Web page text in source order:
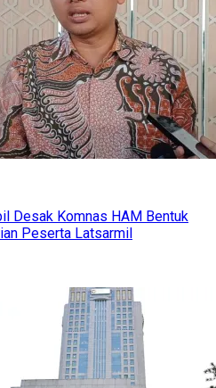
Desak Komnas HAM Bentuk
Peserta Latsarmil